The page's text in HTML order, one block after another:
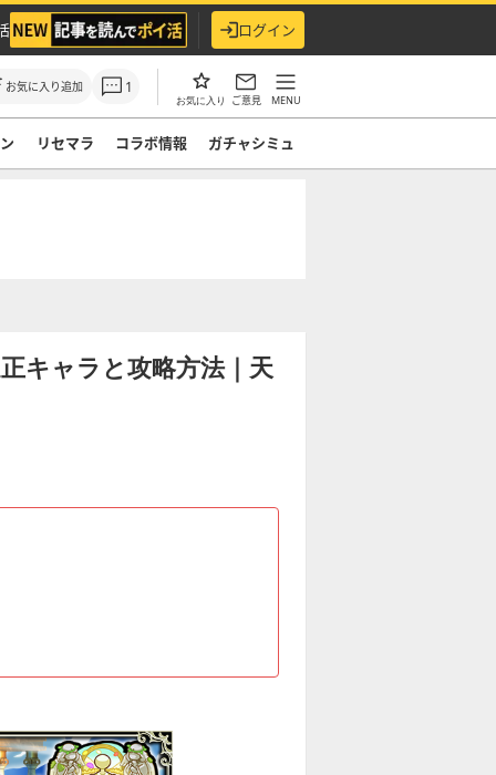
ログイン
お気に入り追加 1
お気に入り ご意見 MENU
リセマラ コラボ情報 ガチャシミュ
キャラと攻略方法｜天